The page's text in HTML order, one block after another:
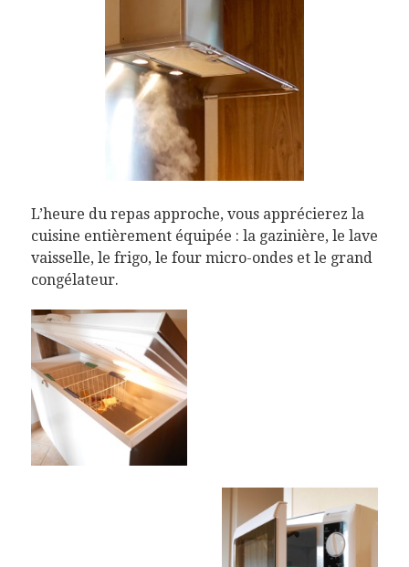
L’heure du repas approche, vous apprécierez la
cuisine entièrement équipée : la gazinière, le lave
vaisselle, le frigo, le four micro-ondes et le grand
congélateur.